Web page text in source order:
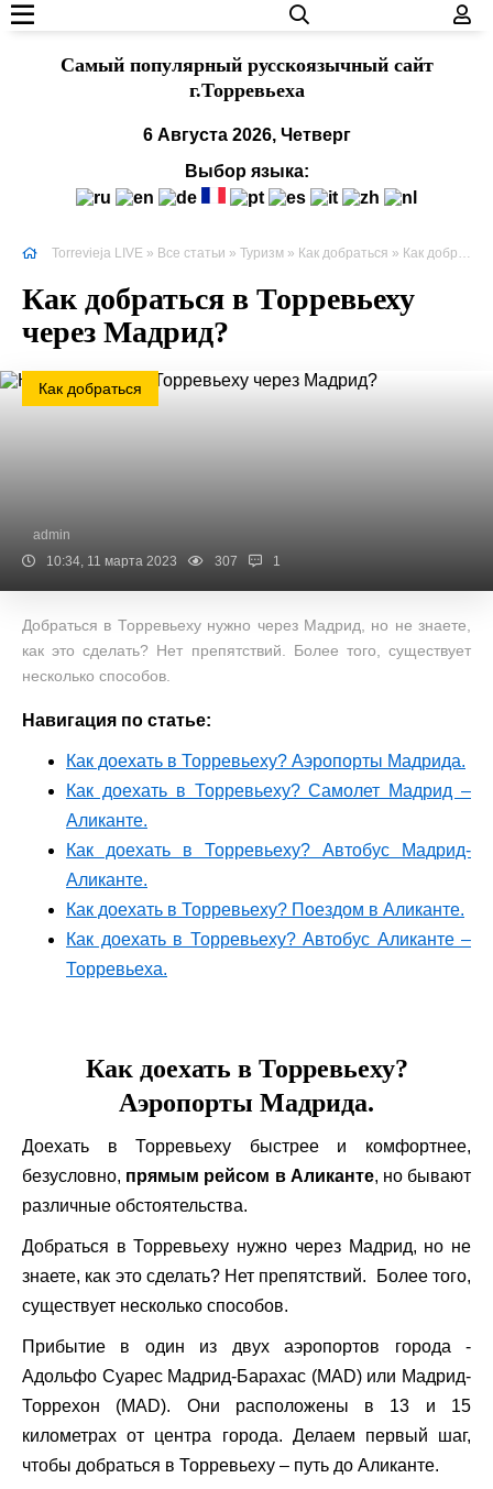
Cамый популярный русскоязычный сайт
г.Торревьеха
6 Августа 2026, Четверг
Выбор языка:
Torrevieja LIVE » Все статьи » Туризм » Как добраться » Как добраться в Торревьеху через Мадрид?
Как добраться в Торревьеху
через Мадрид?
Как добраться
admin
10:34, 11 марта 2023
307 1
Добраться в Торревьеху нужно через Мадрид, но не знаете,
как это сделать? Нет препятствий. Более того, существует
несколько способов.
Навигация по статье:
Как доехать в Торревьеху? Аэропорты Мадрида.
Как доехать в Торревьеху? Самолет Мадрид –
Аликанте.
Как доехать в Торревьеху? Автобус Мадрид-
Аликанте.
Как доехать в Торревьеху? Поездом в Аликанте.
Как доехать в Торревьеху? Автобус Аликанте –
Торревьеха.
Как доехать в Торревьеху?
Аэропорты Мадрида.
Доехать в Торревьеху быстрее и комфортнее,
безусловно, прямым рейсом в Аликанте, но бывают
различные обстоятельства.
Добраться в Торревьеху нужно через Мадрид, но не
знаете, как это сделать? Нет препятствий. Более того,
существует несколько способов.
Прибытие в один из двух аэропортов города -
Адольфо Суарес Мадрид-Барахас (MAD) или Мадрид-
Торрехон (MAD). Они расположены в 13 и 15
километрах от центра города. Делаем первый шаг,
чтобы добраться в Торревьеху – путь до Аликанте.